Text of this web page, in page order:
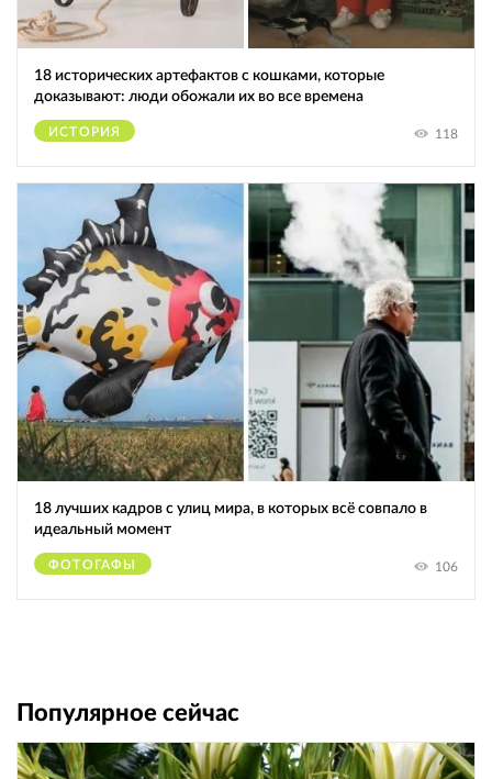
18 исторических артефактов с кошками, которые
доказывают: люди обожали их во все времена
ИСТОРИЯ 118
18 лучших кадров с улиц мира, в которых всё совпало в
идеальный момент
ФОТОГАФЫ 106
Популярное сейчас